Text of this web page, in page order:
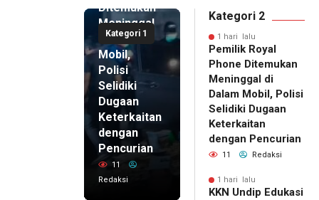
Kategori 1
Ditemukan
Meninggal
di Dalam
Mobil,
Polisi
Selidiki
Dugaan
Keterkaitan
dengan
Pencurian
11
Redaksi
Kategori 2
1 hari lalu
Pemilik Royal
Phone Ditemukan
Meninggal di
Dalam Mobil, Polisi
Selidiki Dugaan
Keterkaitan
dengan Pencurian
11 Redaksi
1 hari lalu
KKN Undip Edukasi